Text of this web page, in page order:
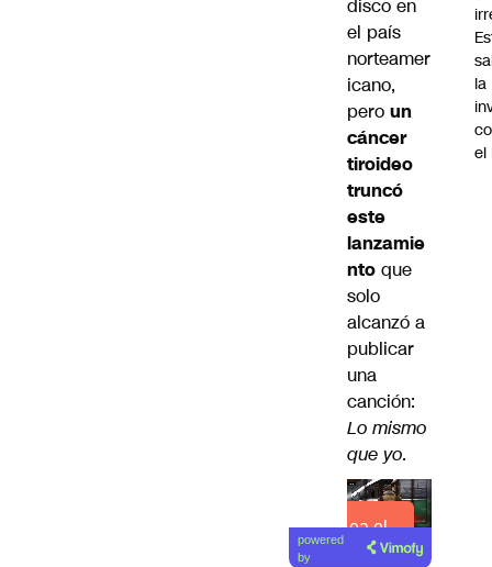
disco en
el país
norteamer
icano,
pero un
cáncer
tiroideo
truncó
este
lanzamie
nto que
solo
alcanzó a
publicar
una
canción:
Lo mismo
que yo.
Lea el
artículo
powered
by
la
el